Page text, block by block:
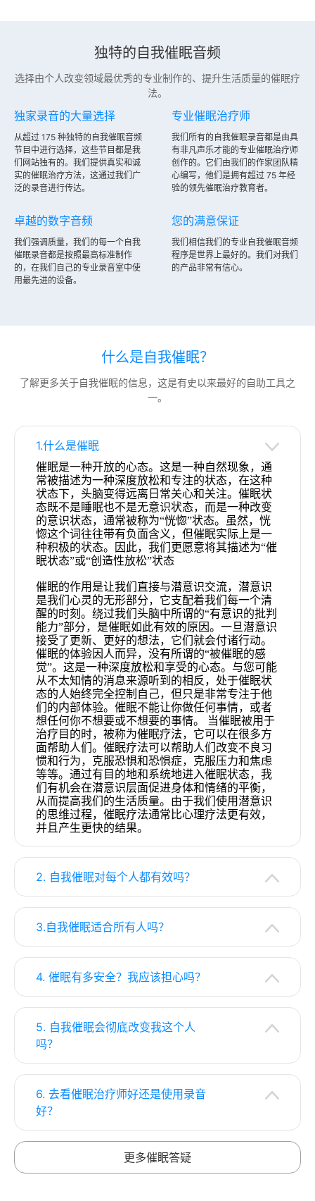
独特的自我催眠音频
选择由个人改变领域最优秀的专业制作的、提升生活质量的催眠疗
法。
独家录音的大量选择
从超过 175 种独特的自我催眠音频
节目中进行选择，这些节目都是我
们网站独有的。我们提供真实和诚
实的催眠治疗方法，这通过我们广
泛的录音进行传达。
专业催眠治疗师
我们所有的自我催眠录音都是由具
有非凡声乐才能的专业催眠治疗师
创作的。它们由我们的作家团队精
心编写，他们是拥有超过 75 年经
验的领先催眠治疗教育者。
卓越的数字音频
我们强调质量，我们的每一个自我
催眠录音都是按照最高标准制作
的，在我们自己的专业录音室中使
用最先进的设备。
您的满意保证
我们相信我们的专业自我催眠音频
程序是世界上最好的。我们对我们
的产品非常有信心。
什么是自我催眠？
了解更多关于自我催眠的信息，这是有史以来最好的自助工具之
一。
1.什么是催眠
催眠是一种开放的心态。这是一种自然现象，通
常被描述为一种深度放松和专注的状态，在这种
状态下，头脑变得远离日常关心和关注。催眠状
态既不是睡眠也不是无意识状态，而是一种改变
的意识状态，通常被称为“恍惚”状态。虽然，恍
惚这个词往往带有负面含义，但催眠实际上是一
种积极的状态。因此，我们更愿意将其描述为“催
眠状态”或“创造性放松”状态
催眠的作用是让我们直接与潜意识交流，潜意识
是我们心灵的无形部分，它支配着我们每一个清
醒的时刻。绕过我们头脑中所谓的“有意识的批判
能力”部分，是催眠如此有效的原因。一旦潜意识
接受了更新、更好的想法，它们就会付诸行动。
催眠的体验因人而异，没有所谓的“被催眠的感
觉”。这是一种深度放松和享受的心态。与您可能
从不太知情的消息来源听到的相反，处于催眠状
态的人始终完全控制自己，但只是非常专注于他
们的内部体验。催眠不能让你做任何事情，或者
想任何你不想要或不想要的事情。 当催眠被用于
治疗目的时，被称为催眠疗法，它可以在很多方
面帮助人们。催眠疗法可以帮助人们改变不良习
惯和行为，克服恐惧和恐惧症，克服压力和焦虑
等等。通过有目的地和系统地进入催眠状态，我
们有机会在潜意识层面促进身体和情绪的平衡，
从而提高我们的生活质量。由于我们使用潜意识
的思维过程，催眠疗法通常比心理疗法更有效，
并且产生更快的结果。
2. 自我催眠对每个人都有效吗？
3.自我催眠适合所有人吗？
4. 催眠有多安全？我应该担心吗？
5. 自我催眠会彻底改变我这个人
吗？
6. 去看催眠治疗师好还是使用录音
好？
更多催眠答疑